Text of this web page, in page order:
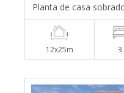
Planta de casa
12x25m 3